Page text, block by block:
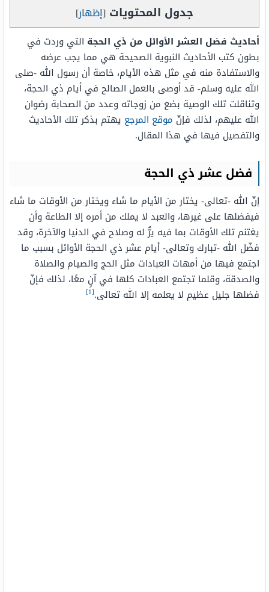
جدول المحتويات [إظهار]
أحاديث فضل العشر الأوائل من ذي الحجة التي وردت في
بطون كتب الأحاديث النبوية الصحيحة هي مما يجب عرضه
والاستفادة منه في مثل هذه الأيام، خاصة أن رسول الله -صلى
الله عليه وسلم- قد أوصى بالعمل الصالح في أيام ذي الحجة،
وتناقلت تلك الوصية بضع من زوجاته وعدد من الصحابة رضوان
الله عليهم، لذلك فإنّ موقع المرجع يهتم بذكر تلك الأحاديث
والتفصيل فيها في هذا المقال.
فضل عشر ذي الحجة
إنّ الله -تعالى- يختار من الأيام ما شاء ويختار من الأوقات ما شاء
فيفضلها على غيرها، والعبد لا يملك من أمره إلا الطاعة وأن
يغتنم تلك الأوقات بما فيه يرٌّ له وصلاح في الدنيا والآخرة، وقد
فضّل الله -تبارك وتعالى- أيام عشر ذي الحجة الأوائل بسبب ما
اجتمع فيها من أمهات العبادات مثل الحج والصيام والصلاة
والصدقة، وقلما تجتمع العبادات كلها في آنٍ معًا، لذلك فإنّ
فضلها جليل عظيم لا يعلمه إلا الله تعالى.[1]